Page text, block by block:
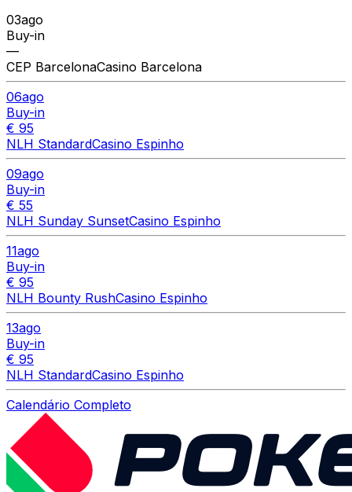
03ago
Buy-in
—
CEP BarcelonaCasino Barcelona
06ago
Buy-in
€ 95
NLH StandardCasino Espinho
09ago
Buy-in
€ 55
NLH Sunday SunsetCasino Espinho
11ago
Buy-in
€ 95
NLH Bounty RushCasino Espinho
13ago
Buy-in
€ 95
NLH StandardCasino Espinho
Calendário Completo